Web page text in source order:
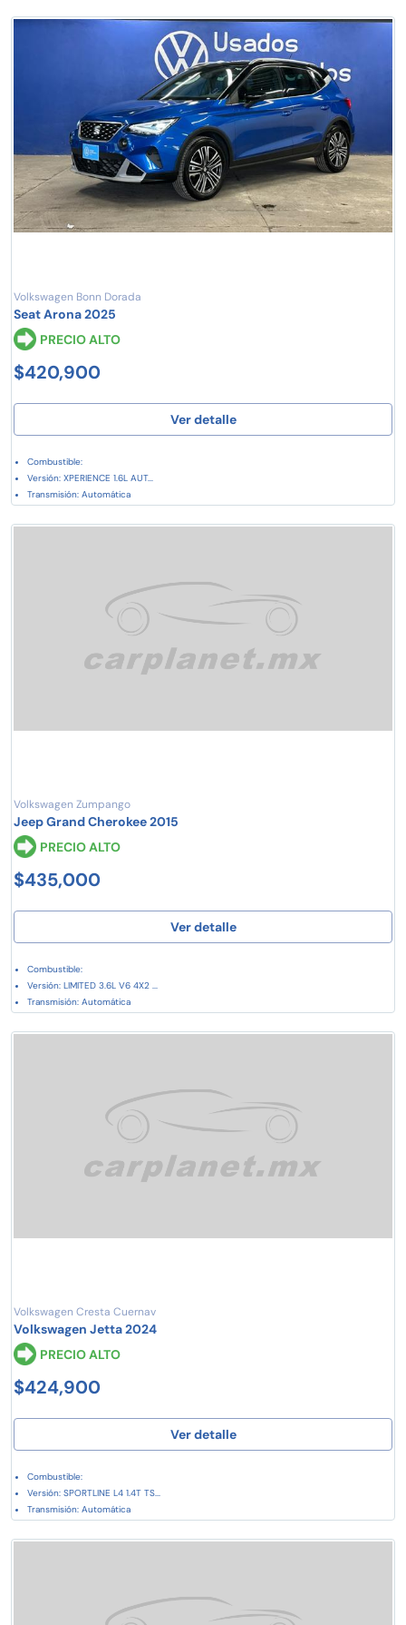
Volkswagen Bonn Dorada
Seat Arona 2025
PRECIO ALTO
$420,900
Ver detalle
Combustible:
Versión: XPERIENCE 1.6L AUT...
Transmisión: Automática
Volkswagen Zumpango
Jeep Grand Cherokee 2015
PRECIO ALTO
$435,000
Ver detalle
Combustible:
Versión: LIMITED 3.6L V6 4X2 ...
Transmisión: Automática
Volkswagen Cresta Cuernav
Volkswagen Jetta 2024
PRECIO ALTO
$424,900
Ver detalle
Combustible:
Versión: SPORTLINE L4 1.4T TS...
Transmisión: Automática